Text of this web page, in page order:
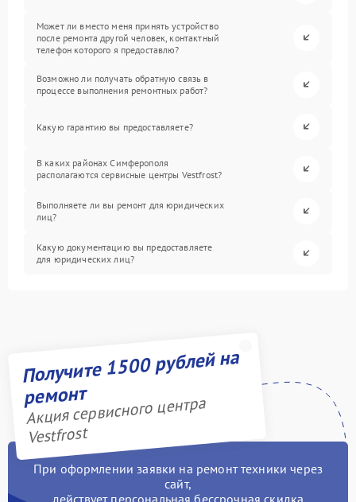
Может ли вместо меня принять устройство
после ремонта другой человек, контактный
телефон которого я предоставлю?
Возможно ли получать обратную связь в
процессе выполнения ремонтных работ?
Какую гарантию вы предоставляете?
В каких районах Симферополя
располагаются сервисные центры Vestfrost?
Выполняете ли вы ремонт для юридических
лиц?
Какую документацию вы предоставляете
для юридических лиц?
Получите 1500 рублей на
ремонт
Акция сервисного центра
Vestfrost
При оформлении заявки на ремонт техники через
сайт,
действует персональная бессрочная скидка